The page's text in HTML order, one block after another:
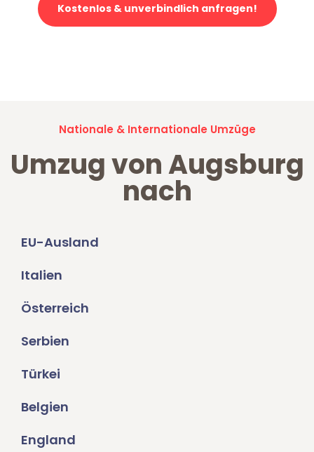
Kostenlos & unverbindlich anfragen!
Nationale & Internationale Umzüge
Umzug von Augsburg
nach
EU-Ausland
Italien
Österreich
Serbien
Türkei
Belgien
England